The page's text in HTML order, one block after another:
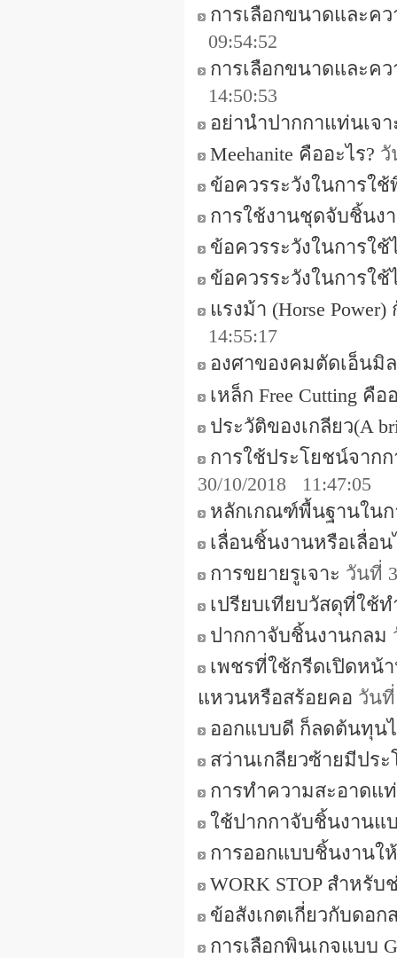
การเลือกขนาดและค
09:54:52
การเลือกขนาดและค
14:50:53
อย่านำปากกาแท่นเจ
Meehanite คืออะไร? วั
ข้อควรระวังในการใช้
การใช้งานชุดจับชิ้นง
ข้อควรระวังในการใ
ข้อควรระวังในการใ
แรงม้า (Horse
14:55:17
องศาของคมตัดเอ็นมิ
เหล็ก Free Cutting คือ
ประวัติของเกลียว(A
การใช้ประโยชน์จาก
30/10/2018 11:47:05
หลักเกณฑ์พื้นฐานในก
เลื่อนชิ้นงานหรือเลื่อน
การขยายรูเจาะ วันที่
เปรียบเทียบวัสดุที่ใช้
ปากกาจับชิ้นงานกลม
เพชรที่ใช้กรีดเปิดหน้
แหวนหรือสร้อยคอ วันที่
ออกแบบดี ก็ลดต้นทุน
สว่านเกลียวซ้ายมีประ
การทำความสะอาดแ
ใช้ปากกาจับชิ้นงานแ
การออกแบบชิ้นงานใ
WORK STOP สำหรับ
ข้อสังเกตเกี่ยวกับดอ
การเลือกพินเกจแบบ